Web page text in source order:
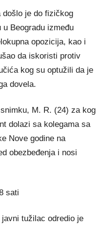
došlo je do fizičkog
Beogradu između
opozicija, kao i
da iskoristi protiv
kog su optužili da je
dovela.
M. R. (24) za kog
dolazi sa kolegama sa
Nove godine na
obezbeđenja i nosi
sati
tužilac odredio je